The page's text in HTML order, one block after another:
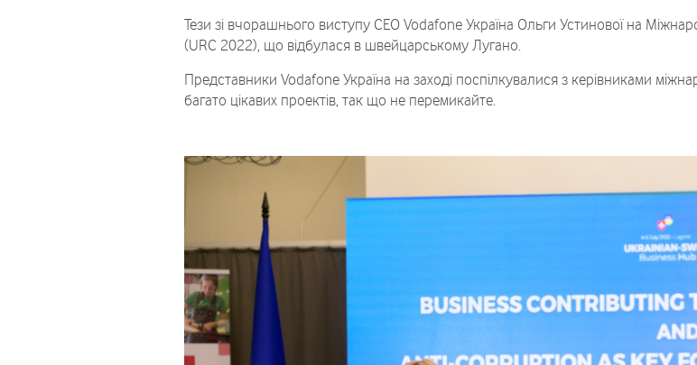
Тези зі вчорашнього виступу CEO Vodafone Україна Ольги Устинової на
(URC 2022), що відбулася в швейцарському Лугано.
Представники Vodafone Україна на заході поспілкувалися з керівниками
багато цікавих проектів, так що не перемикайте.